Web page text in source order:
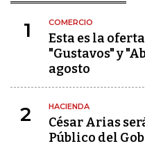
1 COMERCIO
Esta es la
"Gustavos" y
agosto
2 HACIENDA
César Arias
Público del